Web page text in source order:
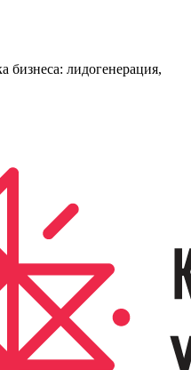
лидогенерация,